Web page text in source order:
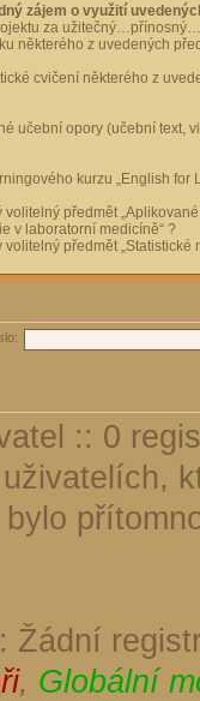
zájem o využití
za
některého z uvedených
cvičení některého z
učební opory (učební text,
kurzu „English for
předmět „Aplikované
v laboratorní medicíně“ ?
předmět „Statistické
:: 0
bylo
Žádní
, Globální